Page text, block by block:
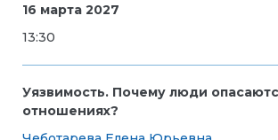
16 марта 2027
13:30
Уязвимость. Почему люди
отношениях?